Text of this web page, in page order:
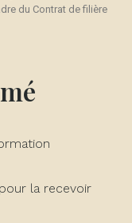
du Contrat de filière
la recevoir